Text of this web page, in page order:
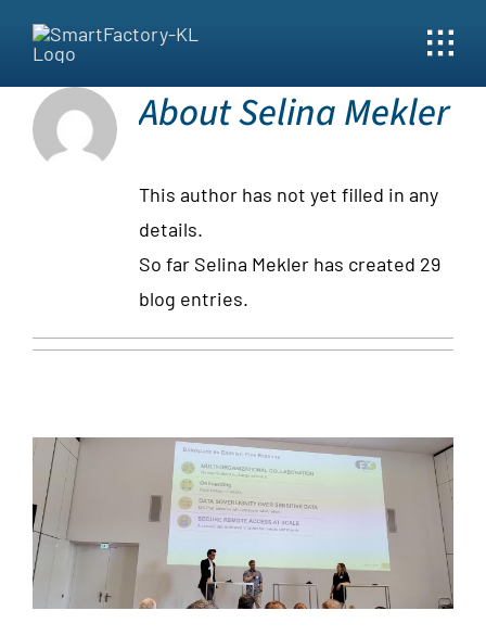
content
AboutSelina Mekler
This author has not yet filled in any
details.
So far Selina Mekler has created 29
blog entries.